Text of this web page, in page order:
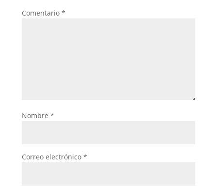
Comentario *
Nombre *
Correo electrónico *